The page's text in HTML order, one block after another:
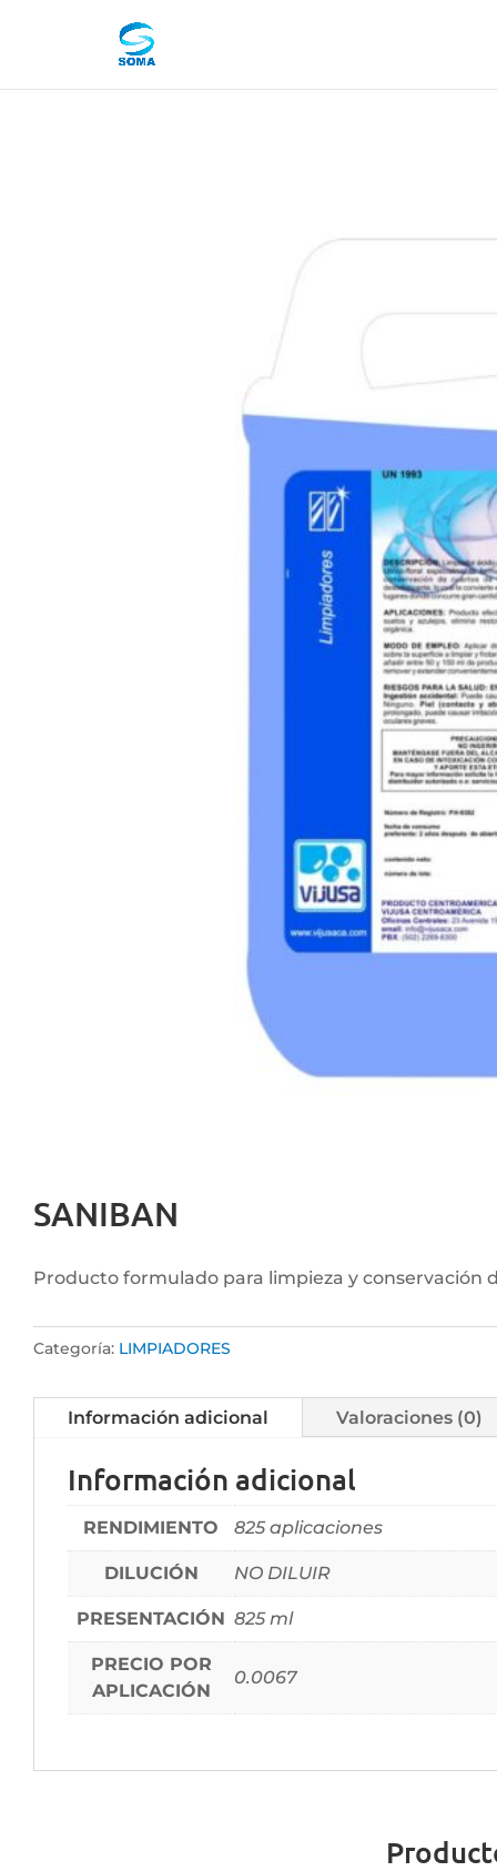
SANIBAN
Producto formulado para limpieza y conservación
Categoría: LIMPIADORES
Información adicional Valoraciones (0)
Información adicional
RENDIMIENTO 825 aplicaciones
DILUCIÓN NO DILUIR
PRESENTACIÓN 825 ml
PRECIO POR
APLICACIÓN
0.0067